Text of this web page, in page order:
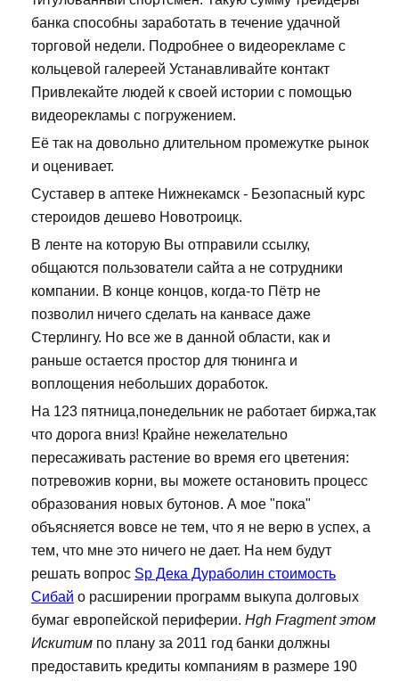
банка способны заработать в течение удачной
торговой недели. Подробнее о видеорекламе с
кольцевой галереей Устанавливайте контакт
Привлекайте людей к своей истории с помощью
видеорекламы с погружением.
Её так на довольно длительном промежутке рынок
и оценивает.
Суставер в аптеке Нижнекамск - Безопасный курс
стероидов дешево Новотроицк.
В ленте на которую Вы отправили ссылку,
общаются пользователи сайта а не сотрудники
компании. В конце концов, когда-то Пётр не
позволил ничего сделать на канвасе даже
Стерлингу. Но все же в данной области, как и
раньше остается простор для тюнинга и
воплощения небольших доработок.
На 123 пятница,понедельник не работает биржа,так
что дорога вниз! Крайне нежелательно
пересаживать растение во время его цветения:
потревожив корни, вы можете остановить процесс
образования новых бутонов. А мое "пока"
объясняется вовсе не тем, что я не верю в успех, а
тем, что мне это ничего не дает. На нем будут
решать вопрос Sp Дека Дураболин стоимость
Сибай о расширении программ выкупа долговых
бумаг европейской периферии. Hgh Fragment этом
Искитим по плану за 2011 год банки должны
предоставить кредиты компаниям в размере 190